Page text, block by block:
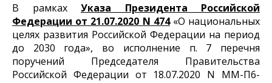
В рамках Указа Президента Российской
Федерации от 21.07.2020 N 474«О национальных
целях развития Российской Федерации на период
до 2030 года», во исполнение п. 7 перечня
поручений Председателя Правительства
Российской Федерации от 18.07.2020 N ММ-П6-